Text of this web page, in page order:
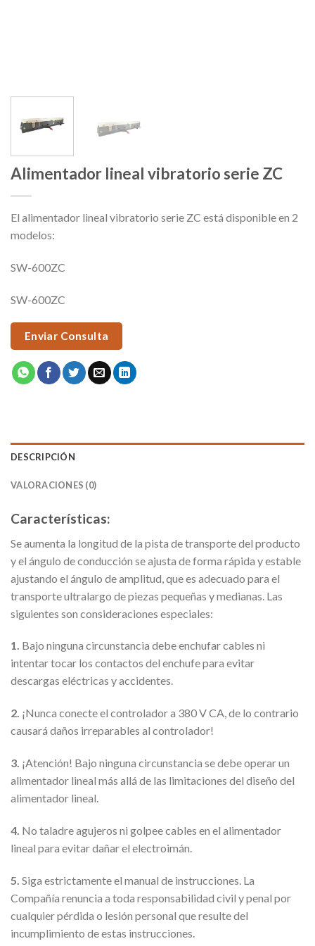
Alimentador lineal vibratorio serie ZC
El alimentador lineal vibratorio serie ZC está disponible en 2
modelos:
SW-600ZC
SW-600ZC
Enviar Consulta
DESCRIPCIÓN
VALORACIONES (0)
Características:
Se aumenta la longitud de la pista de transporte del producto
y el ángulo de conducción se ajusta de forma rápida y estable
ajustando el ángulo de amplitud, que es adecuado para el
transporte ultralargo de piezas pequeñas y medianas. Las
siguientes son consideraciones especiales:
1. Bajo ninguna circunstancia debe enchufar cables ni
intentar tocar los contactos del enchufe para evitar
descargas eléctricas y accidentes.
2. ¡Nunca conecte el controlador a 380 V CA, de lo contrario
causará daños irreparables al controlador!
3. ¡Atención! Bajo ninguna circunstancia se debe operar un
alimentador lineal más allá de las limitaciones del diseño del
alimentador lineal.
4. No taladre agujeros ni golpee cables en el alimentador
lineal para evitar dañar el electroimán.
5. Siga estrictamente el manual de instrucciones. La
Compañía renuncia a toda responsabilidad civil y penal por
cualquier pérdida o lesión personal que resulte del
incumplimiento de estas instrucciones.